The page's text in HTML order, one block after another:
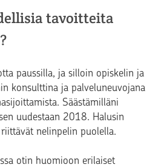
tavoitteita
paussilla, ja silloin opiskelin ja
konsulttina ja palveluneuvojana
Säästämilläni
uudestaan 2018. Halusin
nelinpelin puolella.
otin huomioon erilaiset